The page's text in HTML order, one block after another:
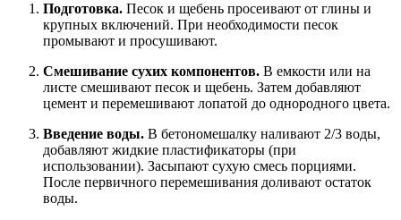
Подготовка. Песок и щебень просеивают от глины и
крупных включений. При необходимости песок
промывают и просушивают.
Смешивание сухих компонентов. В емкости или на
листе смешивают песок и щебень. Затем добавляют
цемент и перемешивают лопатой до однородного цвета.
Введение воды. В бетономешалку наливают 2/3 воды,
добавляют жидкие пластификаторы (при
использовании). Засыпают сухую смесь порциями.
После первичного перемешивания доливают остаток
воды.